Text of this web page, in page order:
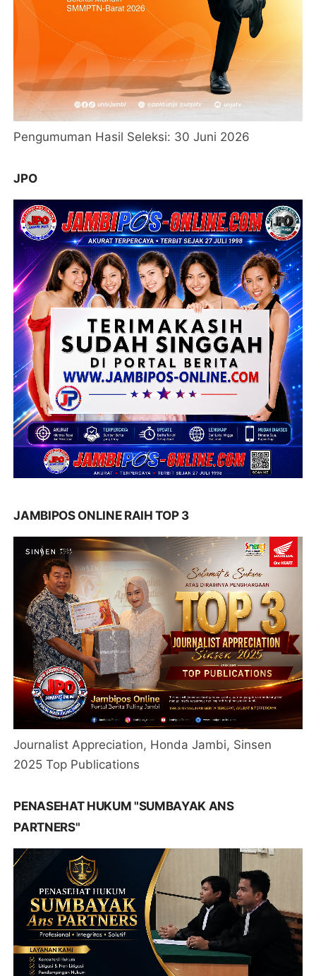
Pengumuman Hasil Seleksi: 30 Juni 2026
JPO
JAMBIPOS ONLINE RAIH TOP 3
Journalist Appreciation, Honda Jambi, Sinsen
2025 Top Publications
PENASEHAT HUKUM "SUMBAYAK ANS
PARTNERS"